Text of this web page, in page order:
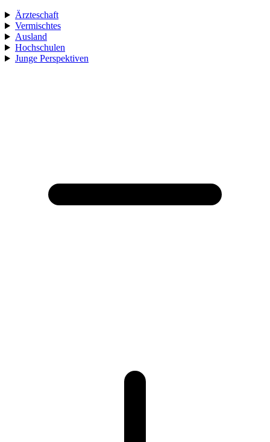
Ärzteschaft
Vermischtes
Ausland
Hochschulen
Junge Perspektiven